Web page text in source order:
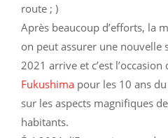
route ; )
Après beaucoup d’efforts, la
on peut assurer une nouvelle
2021 arrive et c’est
Fukushima pour les 10 ans
sur les aspects magnifiques
habitants.